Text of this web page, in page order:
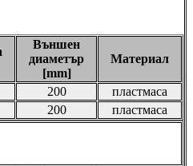
Външен
диаметър
[mm]
Материал
200
пластмаса
200 пластмаса